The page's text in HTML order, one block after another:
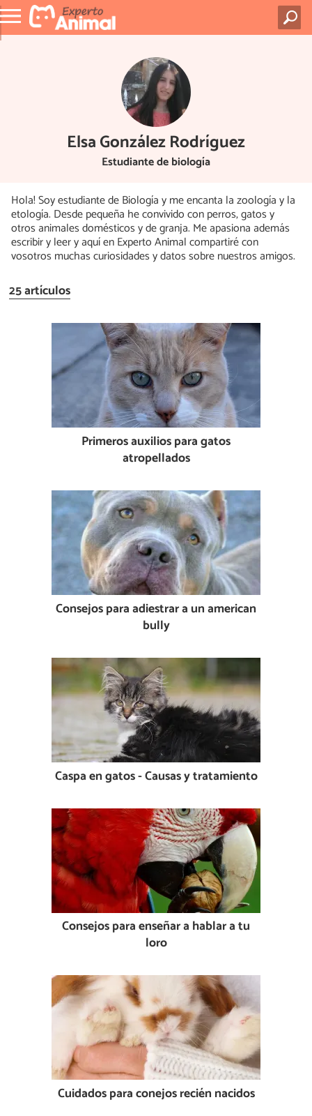
Elsa González Rodríguez
Estudiante de biología
Hola! Soy estudiante de Biología y me encanta la zoología y la
etología. Desde pequeña he convivido con perros, gatos y
otros animales domésticos y de granja. Me apasiona además
escribir y leer y aquí en Experto Animal compartiré con
vosotros muchas curiosidades y datos sobre nuestros amigos.
25 artículos
Primeros auxilios para gatos
atropellados
Consejos para adiestrar a un american
bully
Caspa en gatos - Causas y tratamiento
Consejos para enseñar a hablar a tu
loro
Cuidados para conejos recién nacidos